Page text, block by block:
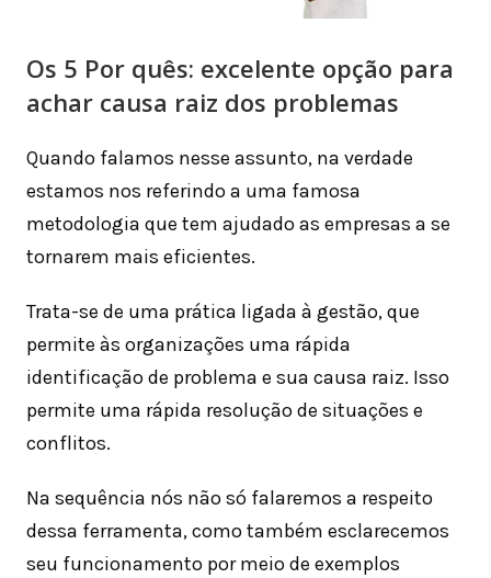
Os 5 Por quês: excelente opção para
achar causa raiz dos problemas
Quando falamos nesse assunto, na verdade
estamos nos referindo a uma famosa
metodologia que tem ajudado as empresas a se
tornarem mais eficientes.
Trata-se de uma prática ligada à gestão, que
permite às organizações uma rápida
identificação de problema e sua causa raiz. Isso
permite uma rápida resolução de situações e
conflitos.
Na sequência nós não só falaremos a respeito
dessa ferramenta, como também esclarecemos
seu funcionamento por meio de exemplos